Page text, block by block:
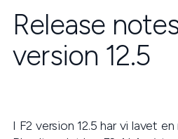
Release
version 12.5
I F2 version 12.5 har vi lavet